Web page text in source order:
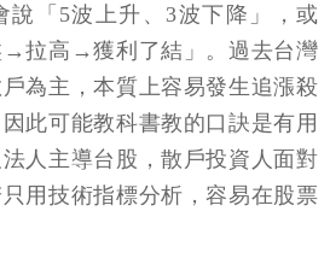
說「5波上升、3波下降」，或
拉高→獲利了結」。過去台灣
為主，本質上容易發生追漲殺
此可能教科書教的口訣是有用
人主導台股，散戶投資人面對
用技術指標分析，容易在股票